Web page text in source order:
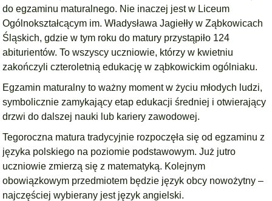
do egzaminu maturalnego. Nie inaczej jest w Liceum
Ogólnokształcącym im. Władysława Jagiełły w Ząbkowicach
Śląskich, gdzie w tym roku do matury przystąpiło 124
abiturientów. To wszyscy uczniowie, którzy w kwietniu
zakończyli czteroletnią edukację w ząbkowickim ogólniaku.
Egzamin maturalny to ważny moment w życiu młodych ludzi,
symbolicznie zamykający etap edukacji średniej i otwierający
drzwi do dalszej nauki lub kariery zawodowej.
Tegoroczna matura tradycyjnie rozpoczęła się od egzaminu z
języka polskiego na poziomie podstawowym. Już jutro
uczniowie zmierzą się z matematyką. Kolejnym
obowiązkowym przedmiotem będzie język obcy nowożytny –
najczęściej wybierany jest język angielski.